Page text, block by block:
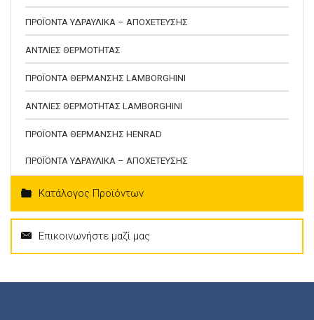
ΠΡΟΪΟΝΤΑ ΥΔΡΑΥΛΙΚΑ – ΑΠΟΧΕΤΕΥΣΗΣ
ΑΝΤΛΙΕΣ ΘΕΡΜΟΤΗΤΑΣ
ΠΡΟΪΟΝΤΑ ΘΕΡΜΑΝΣΗΣ LAMBORGHINI
ΑΝΤΛΙΕΣ ΘΕΡΜΟΤΗΤΑΣ LAMBORGHINI
ΠΡΟΪΟΝΤΑ ΘΕΡΜΑΝΣΗΣ HENRAD
ΠΡΟΪΟΝΤΑ ΥΔΡΑΥΛΙΚΑ – ΑΠΟΧΕΤΕΥΣΗΣ
Κατάλογος Προϊόντων
Επικοινωνήστε μαζί μας